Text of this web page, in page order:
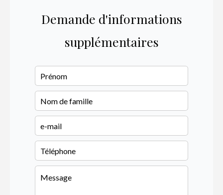
Demande d'informations
supplémentaires